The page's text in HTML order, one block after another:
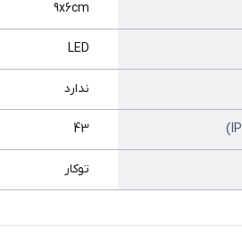
9x6cm
LED
ندارد
43
توکار